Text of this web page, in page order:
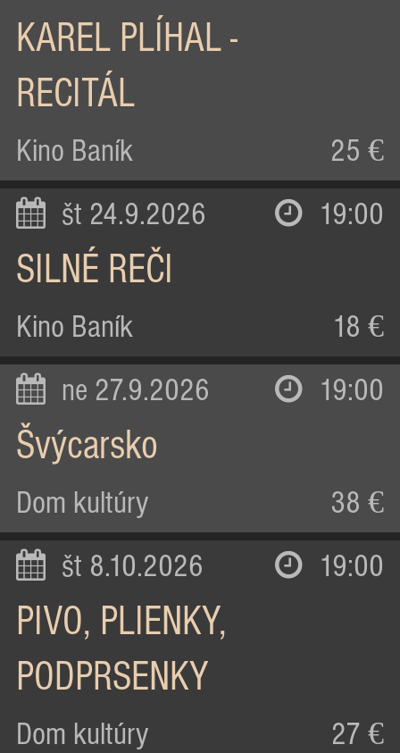
KAREL PLÍHAL -
RECITÁL
Kino Baník 25 €
št 24.9.2026 19:00
SILNÉ REČI
Kino Baník 18 €
ne 27.9.2026 19:00
Švýcarsko
Dom kultúry 38 €
št 8.10.2026 19:00
PIVO, PLIENKY,
PODPRSENKY
Dom kultúry 27 €